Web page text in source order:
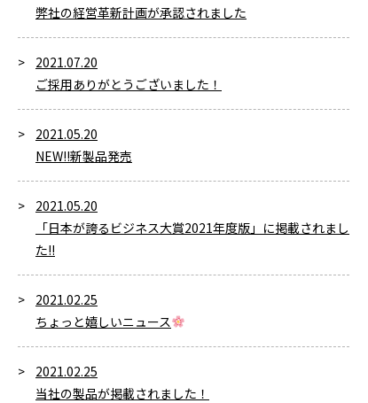
弊社の経営革新計画が承認されました
2021.07.20
ご採用ありがとうございました！
2021.05.20
NEW!!新製品発売
2021.05.20
「日本が誇るビジネス大賞2021年度版」に掲載されまし
た!!
2021.02.25
ちょっと嬉しいニュース
2021.02.25
当社の製品が掲載されました！